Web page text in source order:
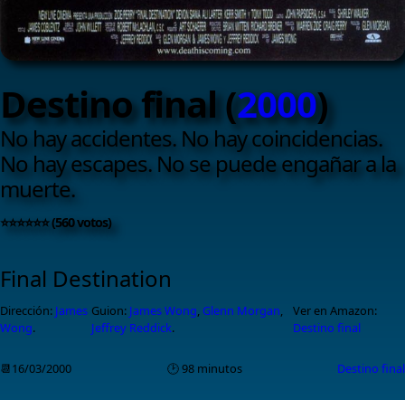
Destino final (2000)
No hay accidentes. No hay coincidencias.
No hay escapes. No se puede engañar a la
muerte.
⭐⭐⭐⭐⭐⭐ (560 votos)
Final Destination
Dirección: James
Wong.
Guion: James Wong,Glenn Morgan,
Jeffrey Reddick.
Ver en Amazon:
Destino final
📆16/03/2000 🕑 98 minutos Destino final